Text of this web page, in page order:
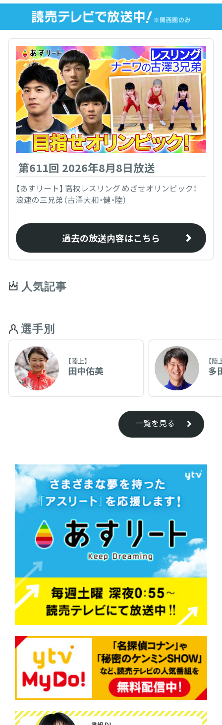
第611回 2026年8月8日放送
【あすリート】 高校レスリング めざせオリンピック！
浪速の三兄弟（古澤大和・健・陸）
過去の放送内容はこちら
人気記事
選手別
【陸上】
田中佑美
【陸
多
一覧を見る